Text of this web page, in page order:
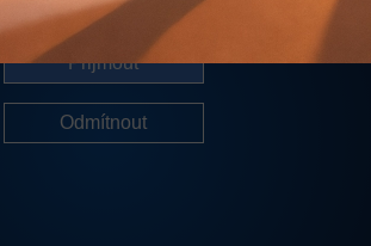
Další informace
Přijmout
Odmítnout